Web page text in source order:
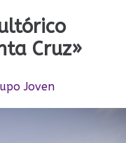
Cruz»
Joven